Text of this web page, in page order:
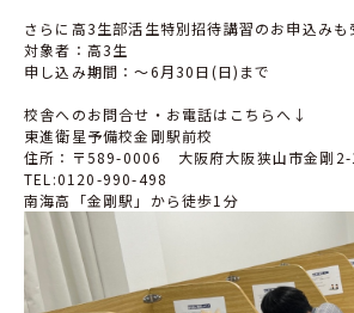
さらに高3生部活生特別招待講習のお申込みも
対象者：高3生
申し込み期間：～6月30日(日)まで
校舎へのお問合せ・お電話はこちらへ↓
東進衛星予備校金剛駅前校
住所：〒589-0006 大阪府大阪狭山市金剛2-
TEL:0120-990-498
南海高「金剛駅」から徒歩1分